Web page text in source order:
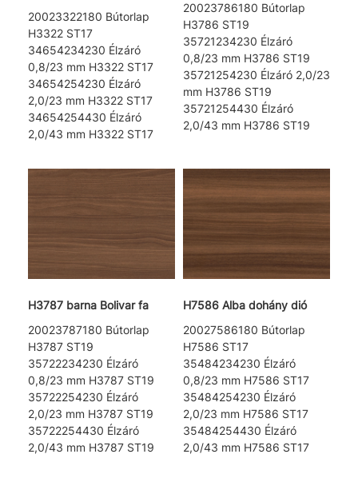
20023322180 Bútorlap
H3322 ST17
34654234230 Élzáró
0,8/23 mm H3322 ST17
34654254230 Élzáró
2,0/23 mm H3322 ST17
34654254430 Élzáró
2,0/43 mm H3322 ST17
20023786180 Bútorlap
H3786 ST19
35721234230 Élzáró
0,8/23 mm H3786 ST19
35721254230 Élzáró 2,0/23
mm H3786 ST19
35721254430 Élzáró
2,0/43 mm H3786 ST19
H3787 barna Bolivar fa
20023787180 Bútorlap
H3787 ST19
35722234230 Élzáró
0,8/23 mm H3787 ST19
35722254230 Élzáró
2,0/23 mm H3787 ST19
35722254430 Élzáró
2,0/43 mm H3787 ST19
H7586 Alba dohány dió
20027586180 Bútorlap
H7586 ST17
35484234230 Élzáró
0,8/23 mm H7586 ST17
35484254230 Élzáró
2,0/23 mm H7586 ST17
35484254430 Élzáró
2,0/43 mm H7586 ST17